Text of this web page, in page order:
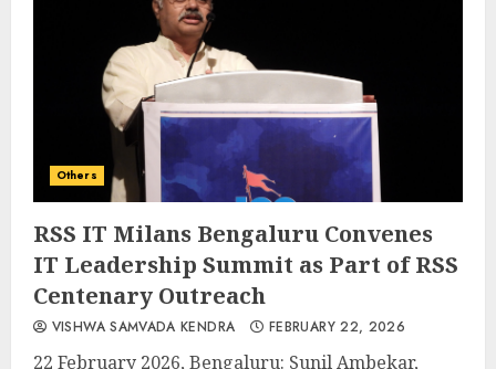
Others
RSS IT Milans Bengaluru Convenes
IT Leadership Summit as Part of RSS
Centenary Outreach
VISHWA SAMVADA KENDRA FEBRUARY 22, 2026
22 February 2026, Bengaluru: Sunil Ambekar,